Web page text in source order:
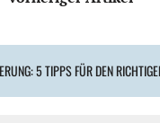
5 TIPPS FÜR DEN